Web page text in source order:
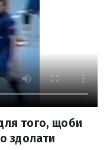
того, щоби
здолати